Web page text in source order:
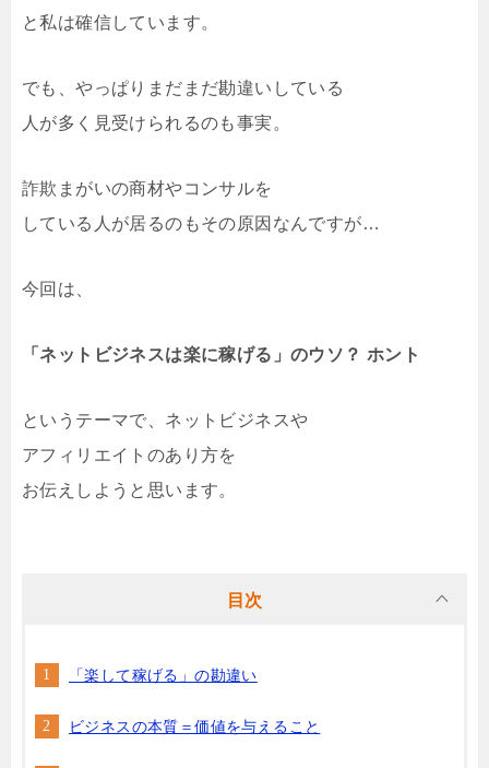
と私は確信しています。
でも、やっぱりまだまだ勘違いしている
人が多く見受けられるのも事実。
詐欺まがいの商材やコンサルを
している人が居るのもその原因なんですが…
今回は、
「ネットビジネスは楽に稼げる」のウソ？ ホント
というテーマで、ネットビジネスや
アフィリエイトのあり方を
お伝えしようと思います。
目次
「楽して稼げる」の勘違い
ビジネスの本質＝価値を与えること